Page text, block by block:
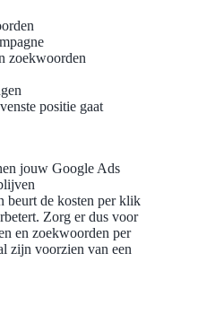
zoekwoorden
positie gaat
jouw Google Ads
beurt de kosten per klik
Zorg er dus voor
en zoekwoorden per
zijn voorzien van een